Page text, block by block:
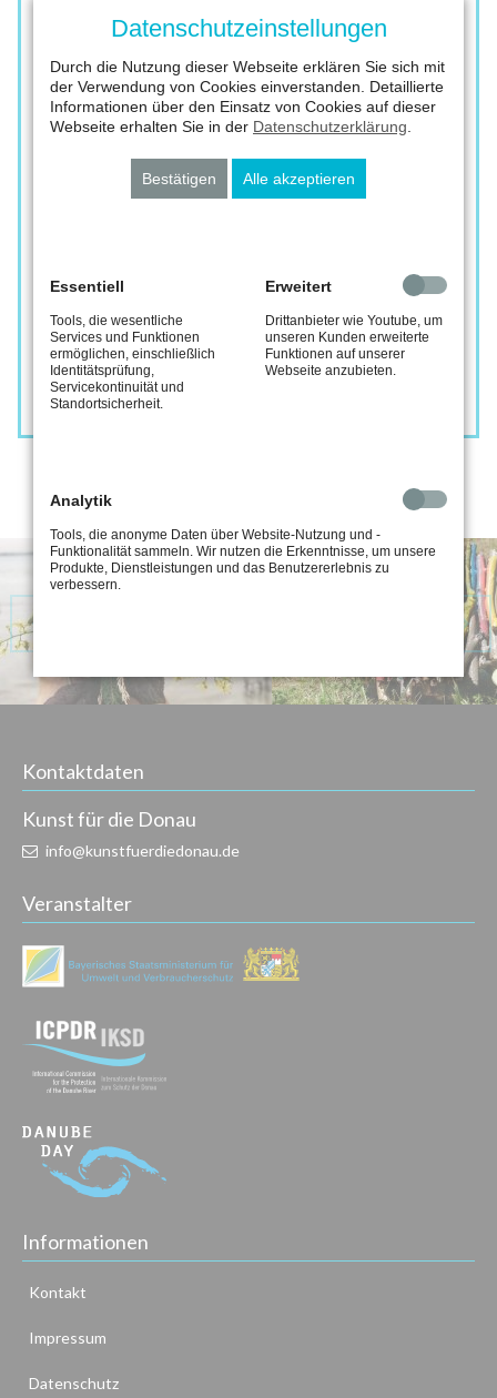
Organisationen
Möchten Sie den Wettbewerb als betreutes Projekt
für Ihre SchülerInnen, Kinder und Jugendlichen
anbieten oder diese einfach nur über“Kunst für die
Donau” informieren? Wir stellen hierfür kostenfrei
attraktives Material zur Verteilung in Form von
gratis Ihr Wunschmaterial bei uns an.
Material bestellen
Kontaktdaten
Kunst für die Donau
info@kunstfuerdiedonau.de
Veranstalter
Informationen
Kontakt
Impressum
Datenschutz
Datenschutzeinstellungen
Durch die Nutzung dieser Webseite erklären Sie sich mit
der Verwendung von Cookies einverstanden. Detaillierte
Informationen über den Einsatz von Cookies auf dieser
Webseite erhalten Sie in der Datenschutzerklärung
Bestätigen Alle akzeptieren
Essentiell
Tools, die wesentliche
Services und Funktionen
ermöglichen, einschließlich
Identitätsprüfung,
Servicekontinuität und
Standortsicherheit.
Erweitert
Drittanbieter wie Youtube, um
unseren Kunden erweiterte
Funktionen auf unserer
Webseite anzubieten.
Analytik
Tools, die anonyme Daten über Website-Nutzung und -
Funktionalität sammeln. Wir nutzen die Erkenntnisse, um unsere
Produkte, Dienstleistungen und das Benutzererlebnis zu
verbessern.